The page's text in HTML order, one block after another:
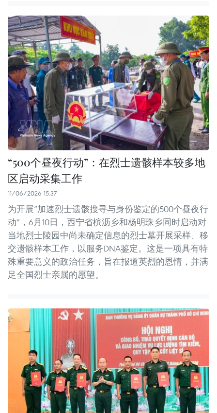
“500个昼夜行动”：在烈士遗骸样本较多地
区启动采集工作
11/06/2026 15:37
为开展“加速烈士遗骸搜寻与身份鉴定的500个昼夜行
动”，6月10日，西宁省槟沥乡和杨明珠乡同时启动对
当地烈士陵园中尚未确定信息的烈士墓开展采样、移
交遗骸样本工作，以服务DNA鉴定。这是一项具有特
殊重要意义的政治任务，旨在报道英烈的恩情，并满
足全国烈士亲属的愿望。